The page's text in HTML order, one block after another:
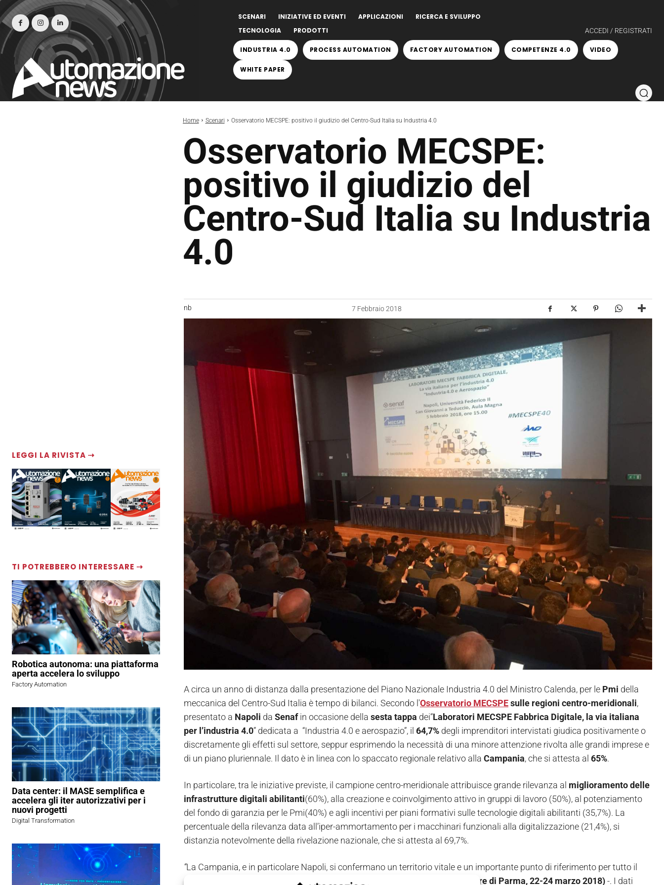
SCENARI INIZIATIVE ED EVENTI APPLICAZIONI
RICERCA E SVILUPPO
TECNOLOGIA
PRODOTTI ACCEDI / REGISTRATI
INDUSTRIA 4.0 PROCESS AUTOMATION FACTORY AUTOMATION COMPETENZE 4.0 VIDEO
WHITE PAPER
Home Scenari Osservatorio MECSPE: positivo il giudizio del Centro-Sud Italia su Industria 4.0
Osservatorio MECSPE:
positivo il giudizio del
Centro-Sud Italia su Industria
4.0
LEGGI LA RIVISTA ⇢
TI POTREBBERO INTERESSARE ⇢
Robotica autonoma: una piattaforma
aperta accelera lo sviluppo
Factory Automation
Data center: il MASE semplifica e
accelera gli iter autorizzativi per i
nuovi progetti
Digital Transformation
nb 7 Febbraio 2018
A circa un anno di distanza dalla presentazione del Piano Nazionale Industria 4.0 del Ministro Calenda, per le Pmi della
meccanica del Centro-Sud Italia è tempo di bilanci. Secondo l'Osservatorio MECSPEsulle regioni centro-meridionali,
presentato a Napoli da Senafin occasione della sesta tappa dei“Laboratori MECSPE Fabbrica Digitale, la via italiana
per l’industria 4.0” dedicata a “Industria 4.0 e aerospazio”, il 64,7% degli imprenditori intervistati giudica positivamente o
discretamente gli effetti sul settore, seppur esprimendo la necessità di una minore attenzione rivolta alle grandi imprese e
di un piano pluriennale. Il dato è in linea con lo spaccato regionale relativo alla Campania, che si attesta al 65%.
In particolare, tra le iniziative previste, il campione centro-meridionale attribuisce grande rilevanza al miglioramento delle
infrastrutture digitali abilitanti(60%), alla creazione e coinvolgimento attivo in gruppi di lavoro (50%), al potenziamento
del fondo di garanzia per le Pmi(40%) e agli incentivi per piani formativi sulle tecnologie digitali abilitanti (35,7%). La
percentuale della rilevanza data all’iper-ammortamento per i macchinari funzionali alla digitalizzazione (21,4%), si
distanzia notevolmente della rivelazione nazionale, che si attesta al 69,7%.
“La Campania, e in particolare Napoli, si confermano un territorio vitale e un importante punto di riferimento per tutto il
Maruska Sabato Project Manager di MECSPE (Fiere di Parma, 22-24 marzo 2018)-. I dati